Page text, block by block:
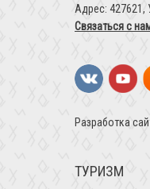
Адрес: 427621,
Связаться с
Разработка
ТУРИЗМ